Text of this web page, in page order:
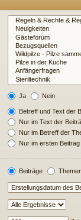
Ja Nein
Betreff und Text der
Nur im Text der
Nur im Betreff der
Nur im ersten
Beiträge